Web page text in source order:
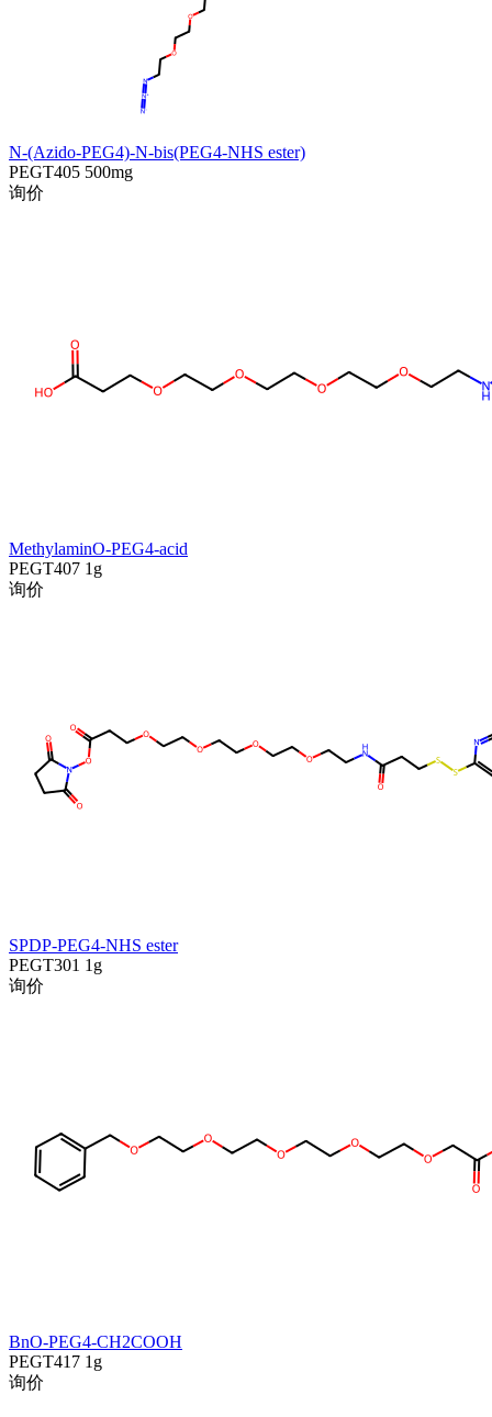
N-(Azido-PEG4)-N-bis(PEG4-NHS ester)
PEGT405 500mg
询价
MethylaminO-PEG4-acid
PEGT407 1g
询价
SPDP-PEG4-NHS ester
PEGT301 1g
询价
BnO-PEG4-CH2COOH
PEGT417 1g
询价